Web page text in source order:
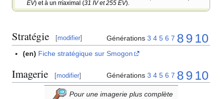
EV) et à un maximal (31 IV et 255 EV).
Stratégie [modifier] Générations 3 4 5 6 7 8 9 10
(en) Fiche stratégique sur Smogon
Imagerie [modifier] Générations 3 4 5 6 7 8 9 10
Pour une imagerie plus complète